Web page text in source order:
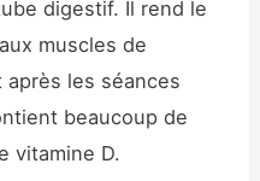
digestif. Il rend le
muscles de
les séances
beaucoup de
vitamine D.